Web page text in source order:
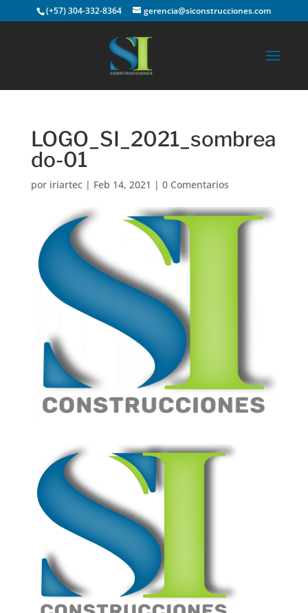
(+57) 304-332-8364 gerencia@siconstrucciones.com
LOGO_SI_2021_sombrea
do-01
por iriartec| Feb 14, 2021 | 0 Comentarios